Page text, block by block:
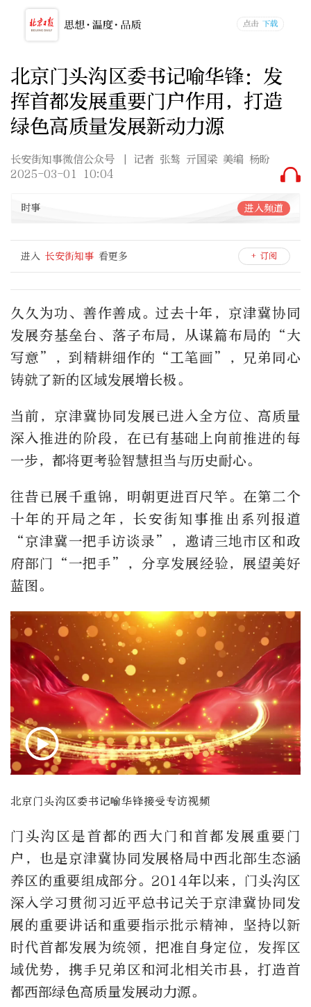
北京门头沟区委书记喻华锋：发
挥首都发展重要门户作用，打造
绿色高质量发展新动力源
长安街知事微信公众号
| 记者 张骜 亓国梁 美编 杨盼
2025-03-01 10:04
时事 进入频道
进入 长安街知事 看更多 + 订阅
久久为功、善作善成。过去十年，京津冀协同
发展夯基垒台、落子布局，从谋篇布局的“大
写意”，到精耕细作的“工笔画”，兄弟同心
铸就了新的区域发展增长极。
当前，京津冀协同发展已进入全方位、高质量
深入推进的阶段，在已有基础上向前推进的每
一步，都将更考验智慧担当与历史耐心。
往昔已展千重锦，明朝更进百尺竿。在第二个
十年的开局之年，长安街知事推出系列报道
“京津冀一把手访谈录”，邀请三地市区和政
府部门“一把手”，分享发展经验，展望美好
蓝图。
北京门头沟区委书记喻华锋接受专访视频
门头沟区是首都的西大门和首都发展重要门
户，也是京津冀协同发展格局中西北部生态涵
养区的重要组成部分。2014年以来，门头沟区
深入学习贯彻习近平总书记关于京津冀协同发
展的重要讲话和重要指示批示精神，坚持以新
时代首都发展为统领，把准自身定位，发挥区
域优势，携手兄弟区和河北相关市县，打造首
都西部绿色高质量发展动力源。